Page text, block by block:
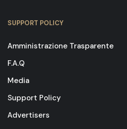
SUPPORT POLICY
Amministrazione Trasparente
F.A.Q
Media
Support Policy
Advertisers